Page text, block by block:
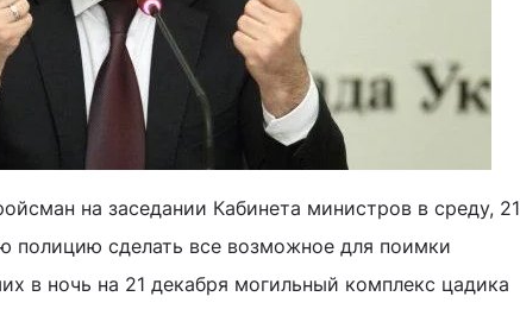
на заседании Кабинета министров в среду, 21
полицию сделать все возможное для поимки
в ночь на 21 декабря могильный комплекс цадика